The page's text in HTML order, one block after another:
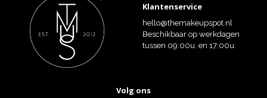
Klantenservice
hello@themakeupspot.nl
Beschikbaar op werkdagen
tussen 09:00u. en 17:00u.
Volg ons